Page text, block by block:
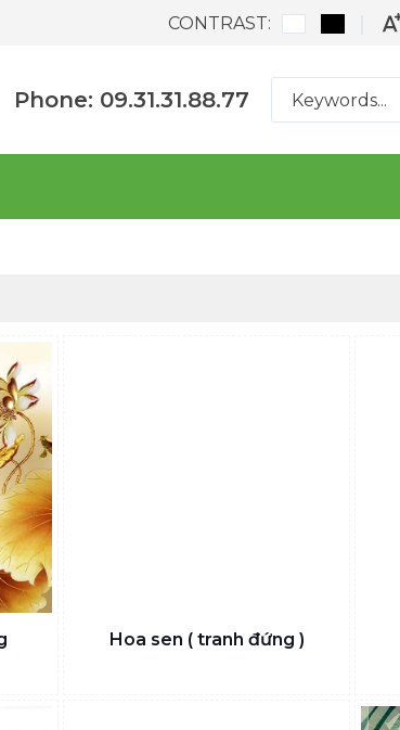
CONTRAST:
Phone: 09.31.31.88.77
Hoa sen ( tranh đứng )